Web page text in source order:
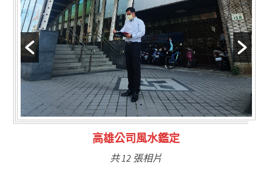
林氏福主量子生基造命
共 6 張相片